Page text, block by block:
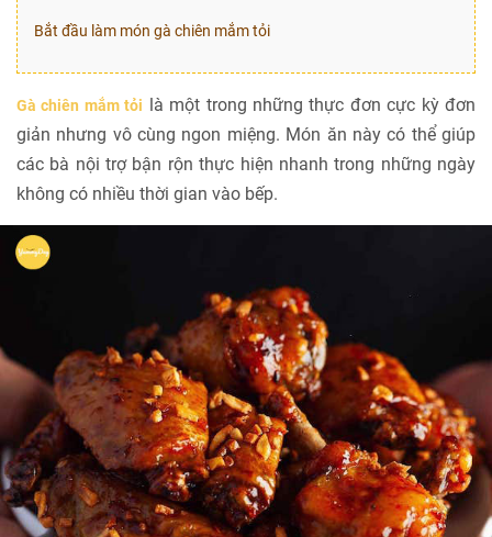
Bắt đầu làm món gà chiên mắm tỏi
Gà chiên mắm tỏi là một trong những thực đơn cực kỳ đơn
giản nhưng vô cùng ngon miệng. Món ăn này có thể giúp
các bà nội trợ bận rộn thực hiện nhanh trong những ngày
không có nhiều thời gian vào bếp.